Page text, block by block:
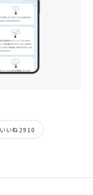
いいね 2910